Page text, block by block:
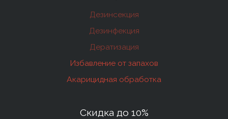
Дезинсекция
Дезинфекция
Дератизация
Избавление от запахов
Акарицидная обработка
Скидка до 10%